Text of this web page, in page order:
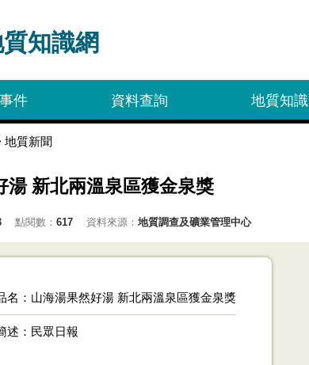
件 資料查詢 地質知識
質新聞
湯 新北兩溫泉區獲金泉獎
點閱數： 617 資料來源： 地質調查及礦業管理中心
名 山海湯果然好湯 新北兩溫泉區獲金泉獎
述 民眾日報